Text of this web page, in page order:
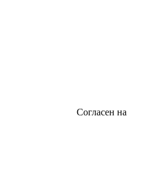
Согласен на